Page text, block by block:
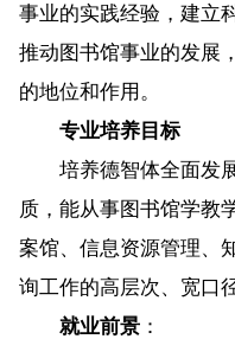
事业的实践经验，建立
推动图书馆事业的发展
的地位和作用。
专业培养目标
培养德智体全面发展
质，能从事图书馆学教
案馆、信息资源管理、
询工作的高层次、宽口
就业前景：